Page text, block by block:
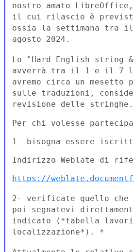
nostro amato
il cui rilascio è
ossia la settimana tra
agosto 2024.
Lo "Hard English string
avverrà tra il 1 e il 7
avremo circa un mesetto
sulle traduzioni,
revisione delle stringhe.
Per chi volesse
1- bisogna essere
Indirizzo Weblate di
https://
2- verificate quello che
poi segnatevi
indicato (*tabella lavori
localizzazione*). *